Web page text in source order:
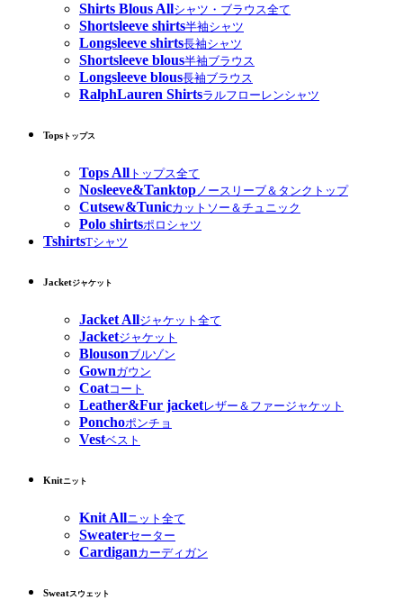
Shirts Blous Allシャツ・ブラウス全て
Shortsleeve shirts半袖シャツ
Longsleeve shirts長袖シャツ
Shortsleeve blous半袖ブラウス
Longsleeve blous長袖ブラウス
RalphLauren Shirtsラルフローレンシャツ
Tops トップス
Tops All トップス全て
Nosleeve&Tanktop ノースリーブ＆タンクトップ
Cutsew&Tunicカットソー＆チュニック
Polo shirtsポロシャツ
TshirtsTシャツ
Jacketジャケット
Jacket Allジャケット全て
Jacketジャケット
Blousonブルゾン
Gownガウン
Coatコート
Leather&Fur jacketレザー＆ファージャケット
Ponchoポンチョ
Vestベスト
Knitニット
Knit Allニット全て
Sweaterセーター
Cardiganカーディガン
Sweatスウェット